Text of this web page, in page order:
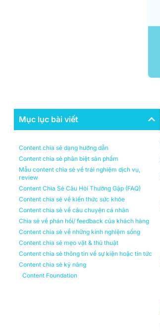
Mục lục bài viết
Content chia sẻ dạng hướng dẫn
Content chia sẻ phân biệt sản phẩm
Mẫu content chia sẻ về trải nghiệm dịch vụ,
review
Content Chia Sẻ Câu Hỏi Thường Gặp (FAQ)
Content chia sẻ về kiến thức sức khỏe
Content chia sẻ về câu chuyện cá nhân
Chia sẻ về phản hồi/ feedback của khách hàng
Content chia sẻ về những kinh nghiệm sống
Content chia sẻ mẹo vặt & thủ thuật
Content chia sẻ thông tin về sự kiện hoặc tin tức
Content chia sẻ kỹ năng
Content Foundation